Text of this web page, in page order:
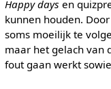
Happy days en
kunnen houden.
soms moeilijk te
maar het gelach van
fout gaan werkt